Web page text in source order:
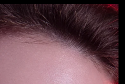
zoneskincare
red light therapy
device for young skin
sonic toothbrush
toothbrush
LED 護理
NEW
預計送達日期8/13/26
預計送達日期8/9/26
預計送達日期 8/13/26